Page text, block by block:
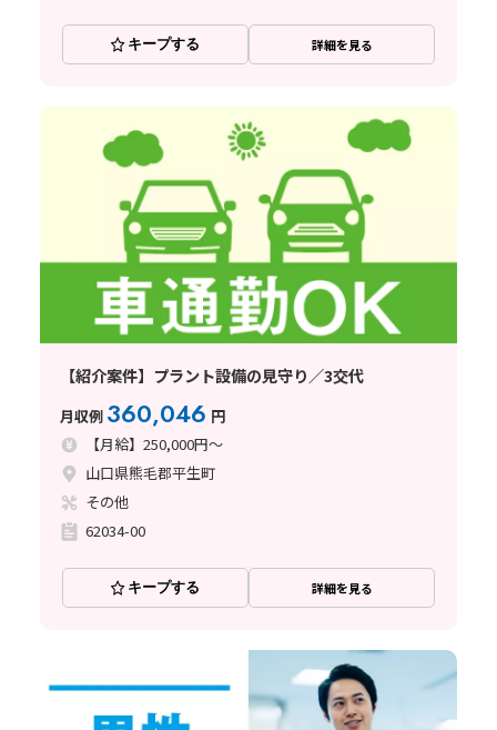
キープする 詳細を見る
【紹介案件】プラント設備の見守り／3交代
月収例 360,046 円
【月給】250,000円～
山口県熊毛郡平生町
その他
62034-00
キープする 詳細を見る